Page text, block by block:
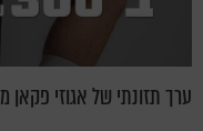
ערך תזונתי של אגוזי פקאן